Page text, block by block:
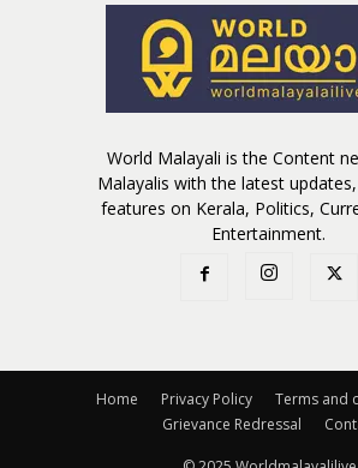
World Malayali is the Content
Malayalis with the latest
features on Kerala, Politics,
Entertainment.
Home Privacy Policy
Terms and
Grievance Redressal